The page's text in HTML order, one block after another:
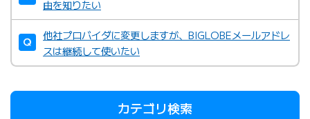
由を知りたい
他社プロバイダに変更しますが、BIGLOBEメールアドレ
スは継続して使いたい
カテゴリ検索